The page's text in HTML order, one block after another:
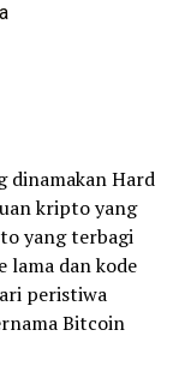
dinamakan Hard
kripto yang
yang terbagi
lama dan kode
peristiwa
Bitcoin